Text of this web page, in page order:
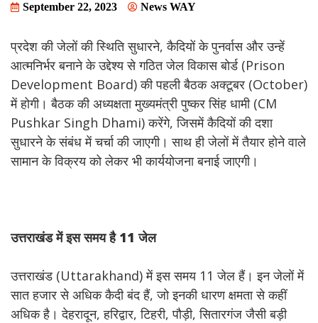
September 22, 2023 News WAY
प्रदेश की जेलों की स्थिति सुधारने, कैदियों के पुनर्वास और उन्हें
आत्मनिर्भर बनाने के उद्देश्य से गठित जेल विकास बोर्ड (Prison
Development Board) की पहली बैठक अक्टूबर (October)
में होगी। बैठक की अध्यक्षता मुख्यमंत्री पुष्कर सिंह धामी (CM
Pushkar Singh Dhami) करेंगे, जिसमें कैदियों की दशा
सुधारने के संबंध में चर्चा की जाएगी। साथ ही जेलों में तैयार होने वाले
सामान के विक्रय को लेकर भी कार्ययोजना बनाई जाएगी।
उत्तराखंडमेंइससमयहै 11जेल
उत्तराखंड (Uttarakhand) में इस समय 11 जेल हैं। इन जेलों में
सात हजार से अधिक कैदी बंद हैं, जो इनकी धारण क्षमता से कहीं
अधिक है। देहरादून, हरिद्वार, टिहरी, पौड़ी, सितारगंज जैसी बड़ी